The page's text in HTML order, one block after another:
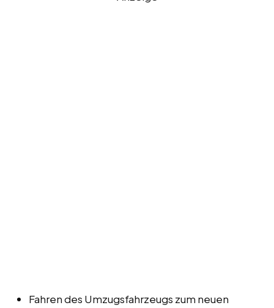
Fahren des Umzugsfahrzeugs zum neuen